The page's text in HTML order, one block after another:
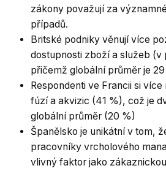
zákony považují za
případů.
Britské podniky věnují více
dostupnosti zboží a služeb (v
přičemž globální průměr je
Respondenti ve Francii si
fúzí a akvizic (41 %), což je
globální průměr (20 %)
Španělsko je unikátní v tom,
pracovníky vrcholového
vlivný faktor jako